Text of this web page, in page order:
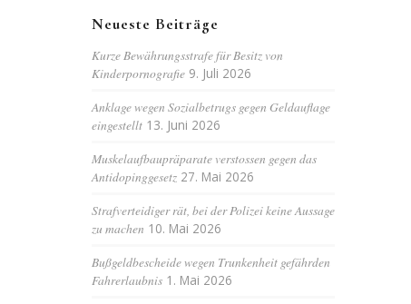
Neueste Beiträge
Kurze Bewährungsstrafe für Besitz von
Kinderpornografie 9. Juli 2026
Anklage wegen Sozialbetrugs gegen Geldauflage
eingestellt 13. Juni 2026
Muskelaufbaupräparate verstossen gegen das
Antidopinggesetz 27. Mai 2026
Strafverteidiger rät, bei der Polizei keine Aussage
zu machen 10. Mai 2026
Bußgeldbescheide wegen Trunkenheit gefährden
Fahrerlaubnis 1. Mai 2026